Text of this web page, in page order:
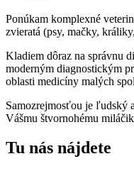
Ponúkam komplexné
zvieratá (psy, mačky,
Kladiem dôraz na správnu
moderným diagnostickým
oblasti medicíny malých
Samozrejmosťou je ľudský
Vášmu štvornohému
Tu nás nájdete